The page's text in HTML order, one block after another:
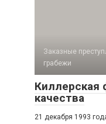
Заказные
грабежи
Киллерская
качества
21 декабря 1993